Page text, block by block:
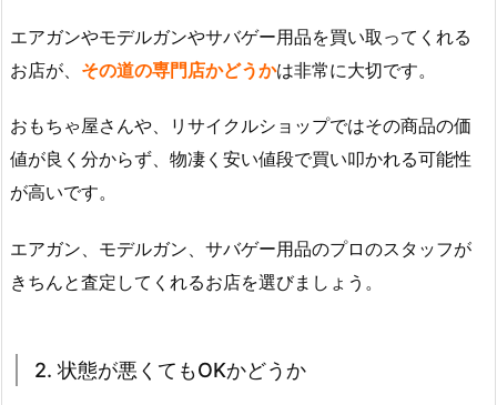
エアガンやモデルガンやサバゲー用品を買い取ってくれる
お店が、 その道の専門店かどうかは非常に大切です。
おもちゃ屋さんや、リサイクルショップではその商品の価
値が良く分からず、物凄く安い値段で買い叩かれる可能性
が高いです。
エアガン、モデルガン、サバゲー用品のプロのスタッフが
きちんと査定してくれるお店を選びましょう。
2. 状態が悪くてもOKかどうか